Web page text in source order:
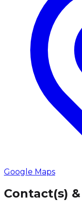
Google Maps
Contact(s)